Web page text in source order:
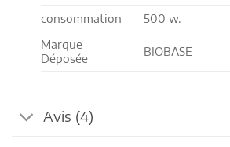
consommation
500 w.
Marque
Déposée
BIOBASE
Avis (4)